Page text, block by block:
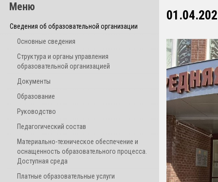
Меню
Сведения об образовательной организации
Основные сведения
Структура и органы управления
образовательной организацией
Документы
Образование
Руководство
Педагогический состав
Материально-техническое обеспечение и
оснащенность образовательного процесса.
Доступная среда
Платные образовательные услуги